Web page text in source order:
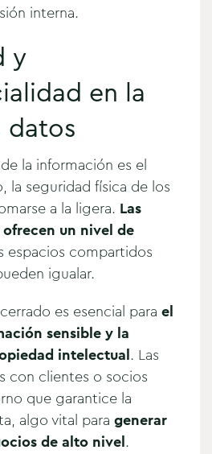
interna.
y
en la
datos
la información es el
la seguridad física de los
a la ligera. Las
un nivel de
espacios compartidos
igualar.
es esencial para el
sensible y la
intelectual. Las
con clientes o socios
que garantice la
algo vital para generar
de alto nivel.